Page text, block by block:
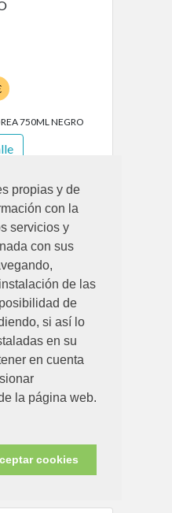
propias y de
con la
servicios y
con sus
de las
de
si así lo
en su
en cuenta
la página web.
cookies
750ML NEGRO
4LT-BLANCO